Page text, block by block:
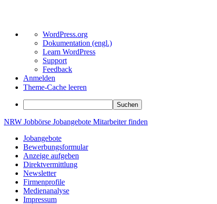
Über
WordPress
WordPress.org
Dokumentation (engl.)
Learn WordPress
Support
Feedback
Anmelden
Theme-Cache leeren
Suchen
Zum
springen
NRW Jobbörse Jobangebote Mitarbeiterfinden
Jobangebote
Bewerbungsformular
Anzeige aufgeben
Direktvermittlung
Newsletter
Firmenprofile
Medienanalyse
Impressum